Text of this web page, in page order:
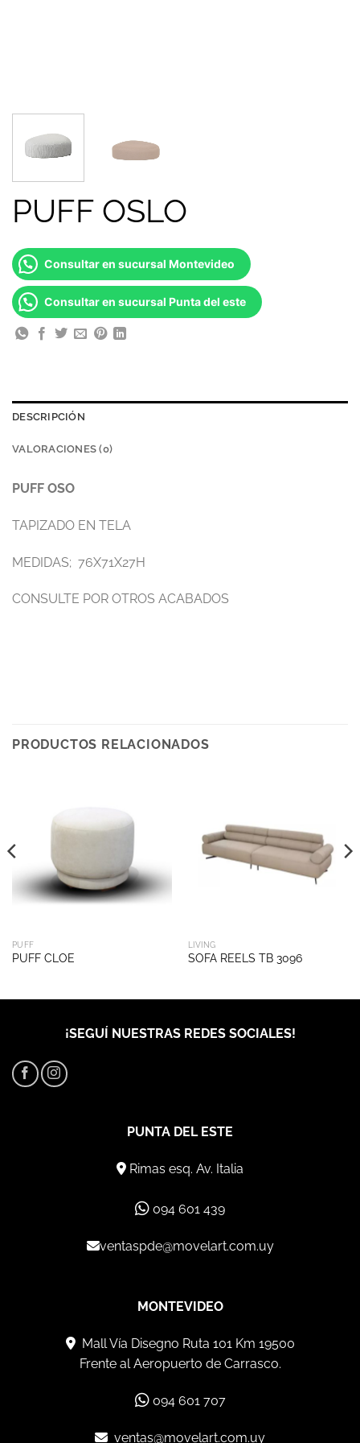
PUFF OSLO
Consultar en sucursal Montevideo
Consultar en sucursal Punta del este
DESCRIPCIÓN
VALORACIONES (0)
PUFF OSO
TAPIZADO EN TELA
MEDIDAS; 76X71X27H
CONSULTE POR OTROS ACABADOS
PRODUCTOS RELACIONADOS
PUFF
PUFF CLOE
LIVING
SOFA REELS TB 3096
¡SEGUÍ NUESTRAS REDES SOCIALES!
PUNTA DEL ESTE
Rimas esq. Av. Italia
094 601 439
ventaspde@movelart.com.uy
MONTEVIDEO
Mall Vía Disegno Ruta 101 Km 19500
Frente al Aeropuerto de Carrasco.
094 601 707
ventas@movelart.com.uy